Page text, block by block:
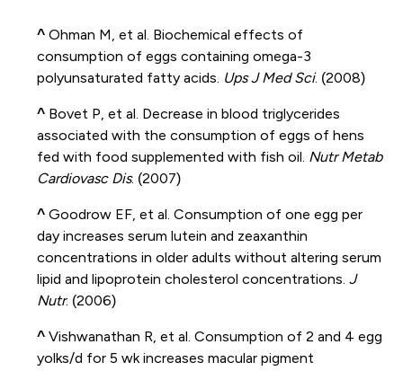
^ Ohman M, et al. Biochemical effects of
consumption of eggs containing omega-3
polyunsaturated fatty acids. Ups J Med Sci. (2008)
^ Bovet P, et al. Decrease in blood triglycerides
associated with the consumption of eggs of hens
fed with food supplemented with fish oil. Nutr Metab
Cardiovasc Dis. (2007)
^ Goodrow EF, et al. Consumption of one egg per
day increases serum lutein and zeaxanthin
concentrations in older adults without altering serum
lipid and lipoprotein cholesterol concentrations. J
Nutr. (2006)
^ Vishwanathan R, et al. Consumption of 2 and 4 egg
yolks/d for 5 wk increases macular pigment